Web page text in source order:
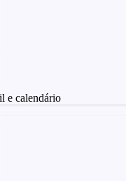
e calendário